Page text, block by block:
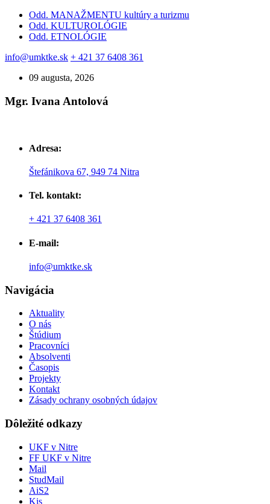
Odd. MANAŽMENTU kultúry a turizmu
Odd. KULTUROLÓGIE
Odd. ETNOLÓGIE
info@umktke.sk + 421 37 6408 361
09 augusta, 2026
Mgr. Ivana Antolová
Adresa:
Štefánikova 67, 949 74 Nitra
Tel. kontakt:
+ 421 37 6408 361
E-mail:
info@umktke.sk
Navigácia
Aktuality
O nás
Štúdium
Pracovníci
Absolventi
Časopis
Projekty
Kontakt
Zásady ochrany osobných údajov
Dôležité odkazy
UKF v Nitre
FF UKF v Nitre
Mail
StudMail
AiS2
Kis